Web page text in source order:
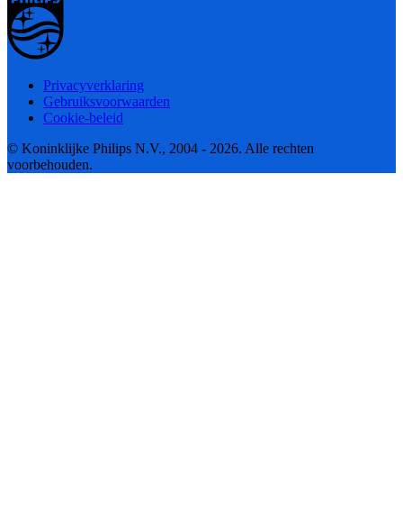
Privacyverklaring
Gebruiksvoorwaarden
Cookie-beleid
© Koninklijke Philips N.V., 2004 - 2026. Alle rechten
voorbehouden.